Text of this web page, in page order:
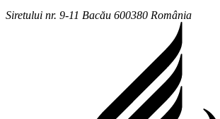
Siretului nr. 9-11 Bacău 600380 România